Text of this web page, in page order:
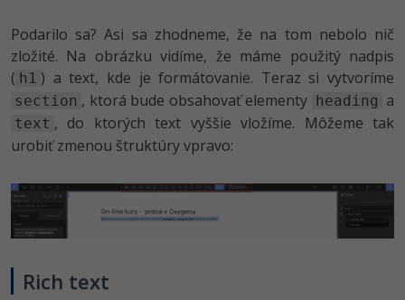
Podarilo sa? Asi sa zhodneme, že na tom nebolo nič
zložité. Na obrázku vidíme, že máme použitý nadpis
( h1 ) a text, kde je formátovanie. Teraz si vytvoríme
section , ktorá bude obsahovať elementy heading a
text , do ktorých text vyššie vložíme. Môžeme tak
urobiť zmenou štruktúry vpravo:
Rich text